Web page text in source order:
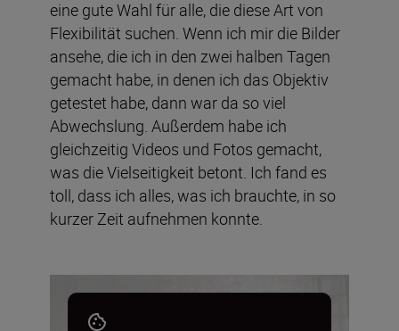
eine gute Wahl für alle, die diese Art von
Flexibilität suchen. Wenn ich mir die Bilder
ansehe, die ich in den zwei halben Tagen
gemacht habe, in denen ich das Objektiv
getestet habe, dann war da so viel
Abwechslung. Außerdem habe ich
gleichzeitig Videos und Fotos gemacht,
was die Vielseitigkeit betont. Ich fand es
toll, dass ich alles, was ich brauchte, in so
kurzer Zeit aufnehmen konnte.